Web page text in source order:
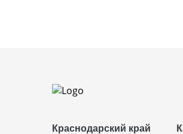
Краснодарский край